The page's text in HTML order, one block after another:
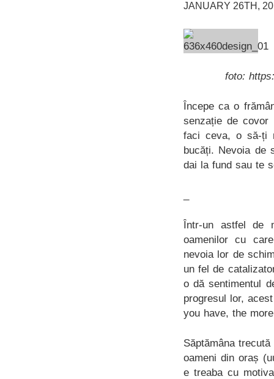
JANUARY 26TH,
foto:
Începe ca o
senzație de
faci ceva, o să-ți
bucăți. Nevoia de
dai la fund sau te
Într-un astfel de
oamenilor cu
nevoia lor de
un fel de
o dă sentimentul
progresul lor,
you have, the
Săptămâna
oameni din oraș
e treaba cu